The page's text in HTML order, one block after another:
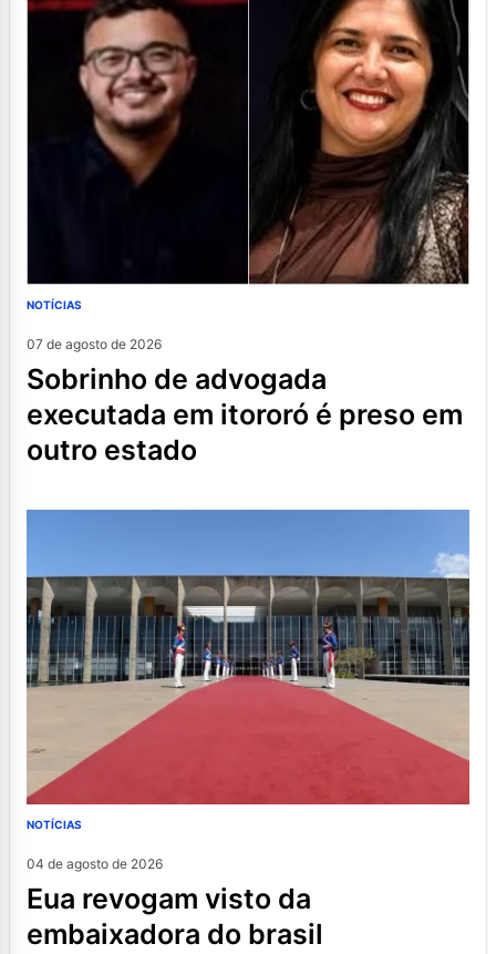
NOTÍCIAS
07 de agosto de 2026
sobrinho de advogada
executada em itororó é preso em
outro estado
NOTÍCIAS
04 de agosto de 2026
eua revogam visto da
embaixadora do brasil